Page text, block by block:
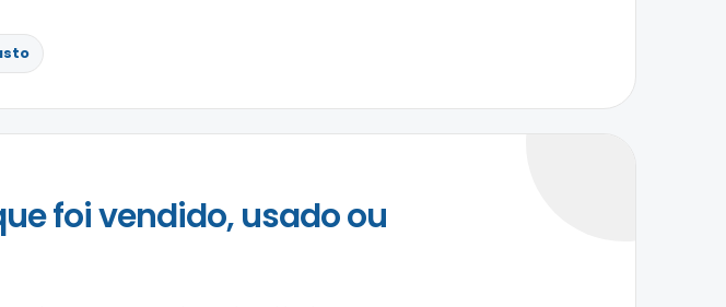
foi vendido, usado ou